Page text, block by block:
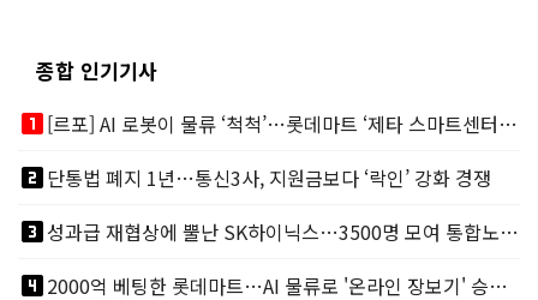
종합 인기기사
looks_one
[르포] AI 로봇이 물류 ‘척척’…롯데마트 ‘제타 스마트센터’ 가보니
looks_two단통법 폐지 1년…통신3사, 지원금보다 ‘락인’ 강화 경쟁
looks_3
성과급 재협상에 뿔난 SK하이닉스…3500명 모여 통합노조 띄운다
looks_4
2000억 베팅한 롯데마트…AI 물류로 '온라인 장보기' 승부수